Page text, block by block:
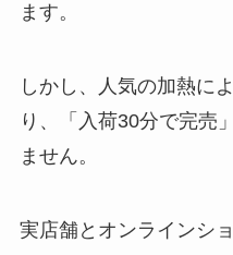
ます。
しかし、人気の加熱に
り、「入荷30分で完売
ません。
実店舗とオンラインシ